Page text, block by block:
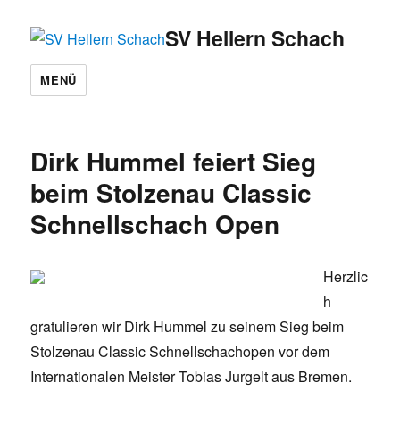
SV Hellern Schach
MENÜ
Dirk Hummel feiert Sieg
beim Stolzenau Classic
Schnellschach Open
Herzlic
h
gratulieren wir Dirk Hummel zu seinem Sieg beim
Stolzenau Classic Schnellschachopen vor dem
Internationalen Meister Tobias Jurgelt aus Bremen.